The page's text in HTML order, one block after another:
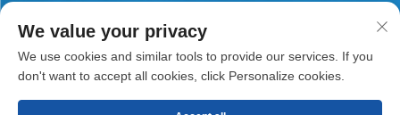
[email protected]
We value your privacy
We use cookies and similar tools to provide our services. If you
don't want to accept all cookies, click Personalize cookies.